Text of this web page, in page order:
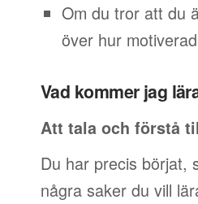
Om du tror att du
över hur
Vad kommer jag
Att tala och förstå
Du har precis börjat,
några saker du vill